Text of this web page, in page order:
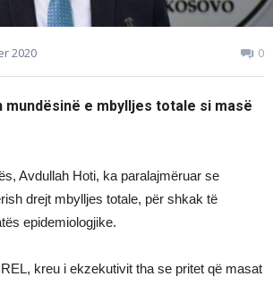
2020 0
mundësinë e mbylljes totale si masë
Avdullah Hoti, ka paralajmëruar se
drejt mbylljes totale, për shkak të
epidemiologjike.
kreu i ekzekutivit tha se pritet që masat